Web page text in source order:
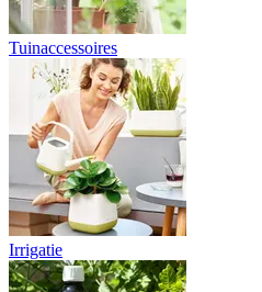
Tuinaccessoires
Irrigatie